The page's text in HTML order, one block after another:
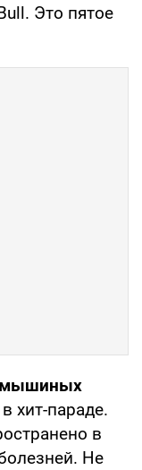
Это пятое
мышиных
хит-параде.
в
Не